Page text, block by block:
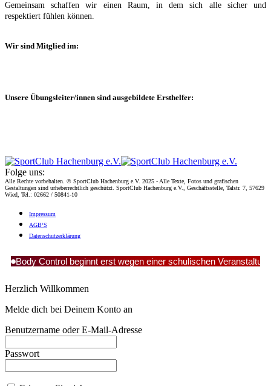
Gemeinsam schaffen wir einen Raum, in dem sich alle sicher und
respektiert fühlen können.
Wir sind Mitglied im:
Unsere Übungsleiter/innen sind ausgebildete Ersthelfer:
Folge uns:
Alle Rechte vorbehalten. © SportClub Hachenburg e.V. 2025 - Alle Texte, Fotos und grafischen
Gestaltungen sind urheberrechtlich geschützt. SportClub Hachenburg e.V., Geschäftsstelle, Talstr. 7, 57629
Wied, Tel.: 02662 / 50841-10
Impres­sum
AGB‘S
Daten­schutz­er­klä­rung
Body Control beginnt erst wegen einer schulischen
Herzlich Willkommen
Melde dich bei Deinem Konto an
Benutzername oder E-Mail-Adresse
Passwort